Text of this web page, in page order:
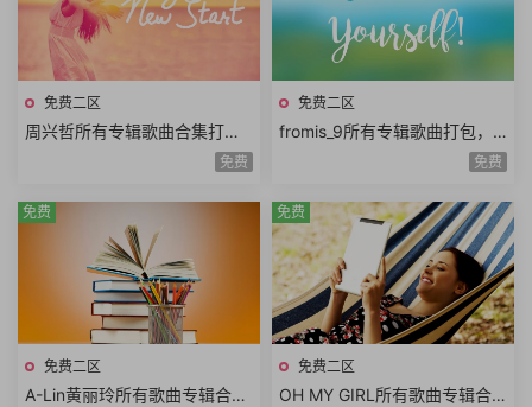
免费二区
周兴哲所有专辑歌曲合集打
包，酷似韩剧《来自星星的免费
免费二区
fromis_9所有专辑歌曲打包，
九位来自《偶像学校》的女孩
免费
免费二区
A-Lin黄丽玲所有歌曲专辑合
免费
免费二区
OH MY GIRL所有歌曲专辑合
免费